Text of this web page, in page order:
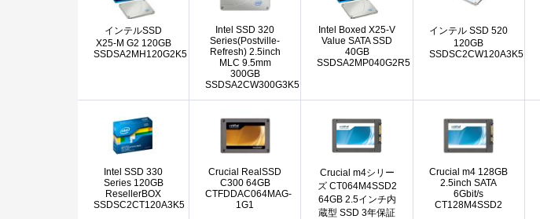
インテルSSD
X25-M G2 120GB
SSDSA2MH120G2K5
Intel SSD 320
Series(Postville-
Refresh) 2.5inch
MLC 9.5mm
300GB
SSDSA2CW300G3K5
Intel Boxed X25-V
Value SATA SSD
40GB
SSDSA2MP040G2R5
インテル SSD 520
120GB
SSDSC2CW120A3K5
Intel SSD 330
Series 120GB
ResellerBOX
SSDSC2CT120A3K5
Crucial RealSSD
C300 64GB
CTFDDAC064MAG-
1G1
Crucial m4シリー
ズ CT064M4SSD2
64GB 2.5インチ内
蔵型 SSD 3年保証
Crucial m4 128GB
2.5inch SATA
6Gbit/s
CT128M4SSD2